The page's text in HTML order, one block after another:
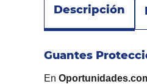
Descripción
Guantes
En